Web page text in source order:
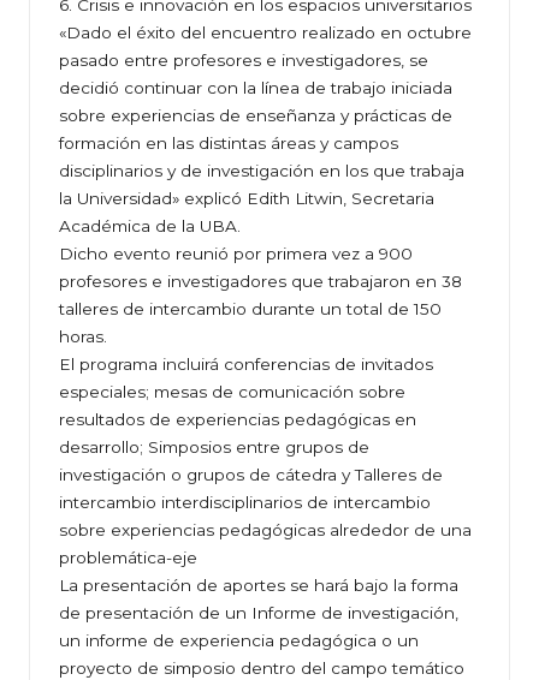
6. Crisis e innovación en los espacios universitarios
«Dado el éxito del encuentro realizado en octubre
pasado entre profesores e investigadores, se
decidió continuar con la línea de trabajo iniciada
sobre experiencias de enseñanza y prácticas de
formación en las distintas áreas y campos
disciplinarios y de investigación en los que trabaja
la Universidad» explicó Edith Litwin, Secretaria
Académica de la UBA.
Dicho evento reunió por primera vez a 900
profesores e investigadores que trabajaron en 38
talleres de intercambio durante un total de 150
horas.
El programa incluirá conferencias de invitados
especiales; mesas de comunicación sobre
resultados de experiencias pedagógicas en
desarrollo; Simposios entre grupos de
investigación o grupos de cátedra y Talleres de
intercambio interdisciplinarios de intercambio
sobre experiencias pedagógicas alrededor de una
problemática-eje
La presentación de aportes se hará bajo la forma
de presentación de un Informe de investigación,
un informe de experiencia pedagógica o un
proyecto de simposio dentro del campo temático